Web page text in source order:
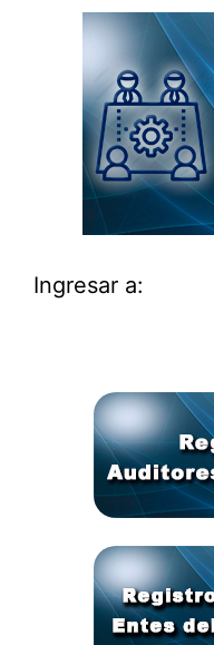
Ingresar a: